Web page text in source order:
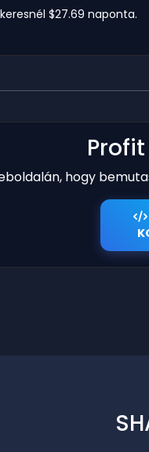
$27.69 naponta.
hogy